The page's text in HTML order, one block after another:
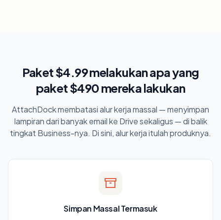
Paket $4.99 melakukan apa yang
paket $490 mereka lakukan
AttachDock membatasi alur kerja massal — menyimpan
lampiran dari banyak email ke Drive sekaligus — di balik
tingkat Business-nya. Di sini, alur kerja itulah produknya.
Simpan Massal Termasuk